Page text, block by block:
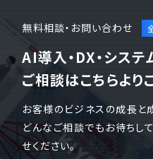
無料相談・お問い合わせ
AI導入・DX・シス
ご相談はこちらより
お客様のビジネスの成長と
どんなご相談でもお待ちし
せください。